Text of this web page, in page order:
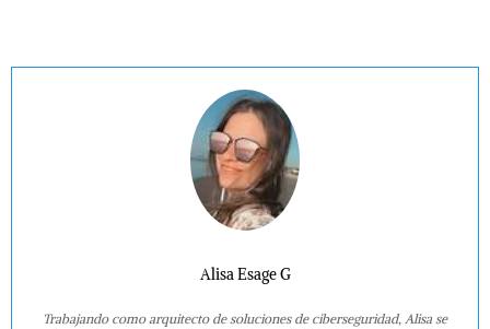
Alisa Esage G
Trabajando como arquitecto de soluciones de ciberseguridad, Alisa se